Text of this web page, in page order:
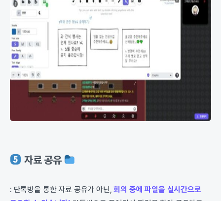
자료 공유
: 단톡방을 통한 자료 공유가 아닌,회의 중에 파일을 실시간으로